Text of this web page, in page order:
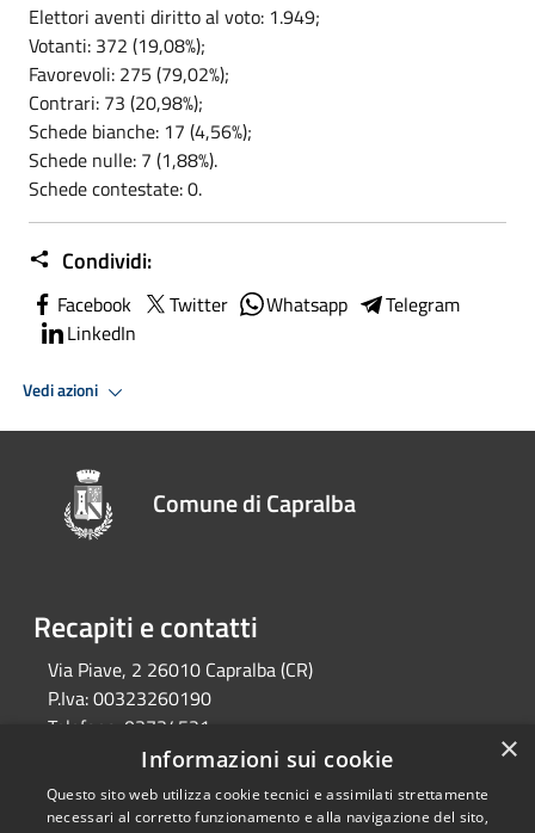
Elettori aventi diritto al voto: 1.949;
Votanti: 372 (19,08%);
Favorevoli: 275 (79,02%);
Contrari: 73 (20,98%);
Schede bianche: 17 (4,56%);
Schede nulle: 7 (1,88%).
Schede contestate: 0.
Condividi:
Facebook Twitter Whatsapp
Telegram
LinkedIn
Vedi azioni
Comune di Capralba
Recapiti e contatti
Via Piave, 2 26010 Capralba (CR)
P.Iva:00323260190
Telefono: 03734521
segreteria@comune.capralba.cr.it
Pec:
pec@pec.comune.capralba.cr.it
×
Informazioni sui cookie
Questo sito web utilizza cookie tecnici e assimilati strettamente
necessari al corretto funzionamento e alla navigazione del sito,